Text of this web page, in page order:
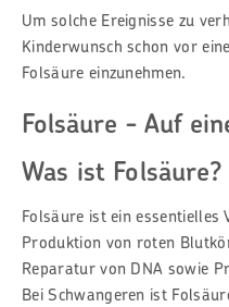
Um solche Ereignisse zu
Kinderwunsch schon vor
Folsäure einzunehmen.
Folsäure - Auf
Was ist Folsäure?
Folsäure ist ein essentielles
Produktion von roten
Reparatur von DNA sowie
Bei Schwangeren ist